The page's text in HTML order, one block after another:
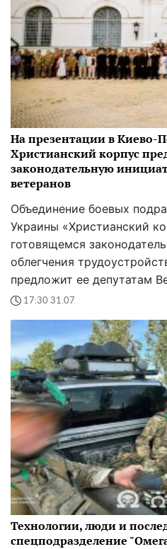
На презентации в Киево-
Христианский корпус
законодательную
ветеранов
Объединение боевых
Украины «Христианский
готовящемся
облегчения
предложит ее депутатам
17:30 31.07
Технологии, люди и
спецподразделение